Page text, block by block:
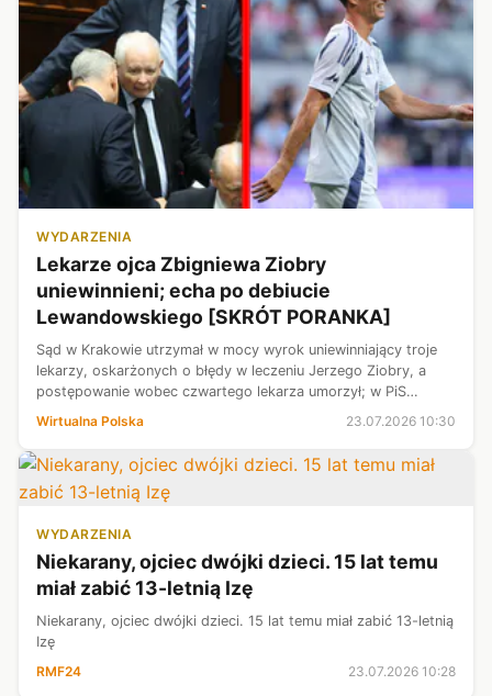
WYDARZENIA
Lekarze ojca Zbigniewa Ziobry
uniewinnieni; echa po debiucie
Lewandowskiego [SKRÓT PORANKA]
Sąd w Krakowie utrzymał w mocy wyrok uniewinniający troje
lekarzy, oskarżonych o błędy w leczeniu Jerzego Ziobry, a
postępowanie wobec czwartego lekarza umorzył; w PiS
Mateuszem Morawieckim, do którego...
Wirtualna Polska 23.07.2026 10:30
WYDARZENIA
Niekarany, ojciec dwójki dzieci. 15 lat temu
miał zabić 13-letnią Izę
Niekarany, ojciec dwójki dzieci. 15 lat temu miał zabić 13-letnią
Izę
RMF24
23.07.2026 10:28